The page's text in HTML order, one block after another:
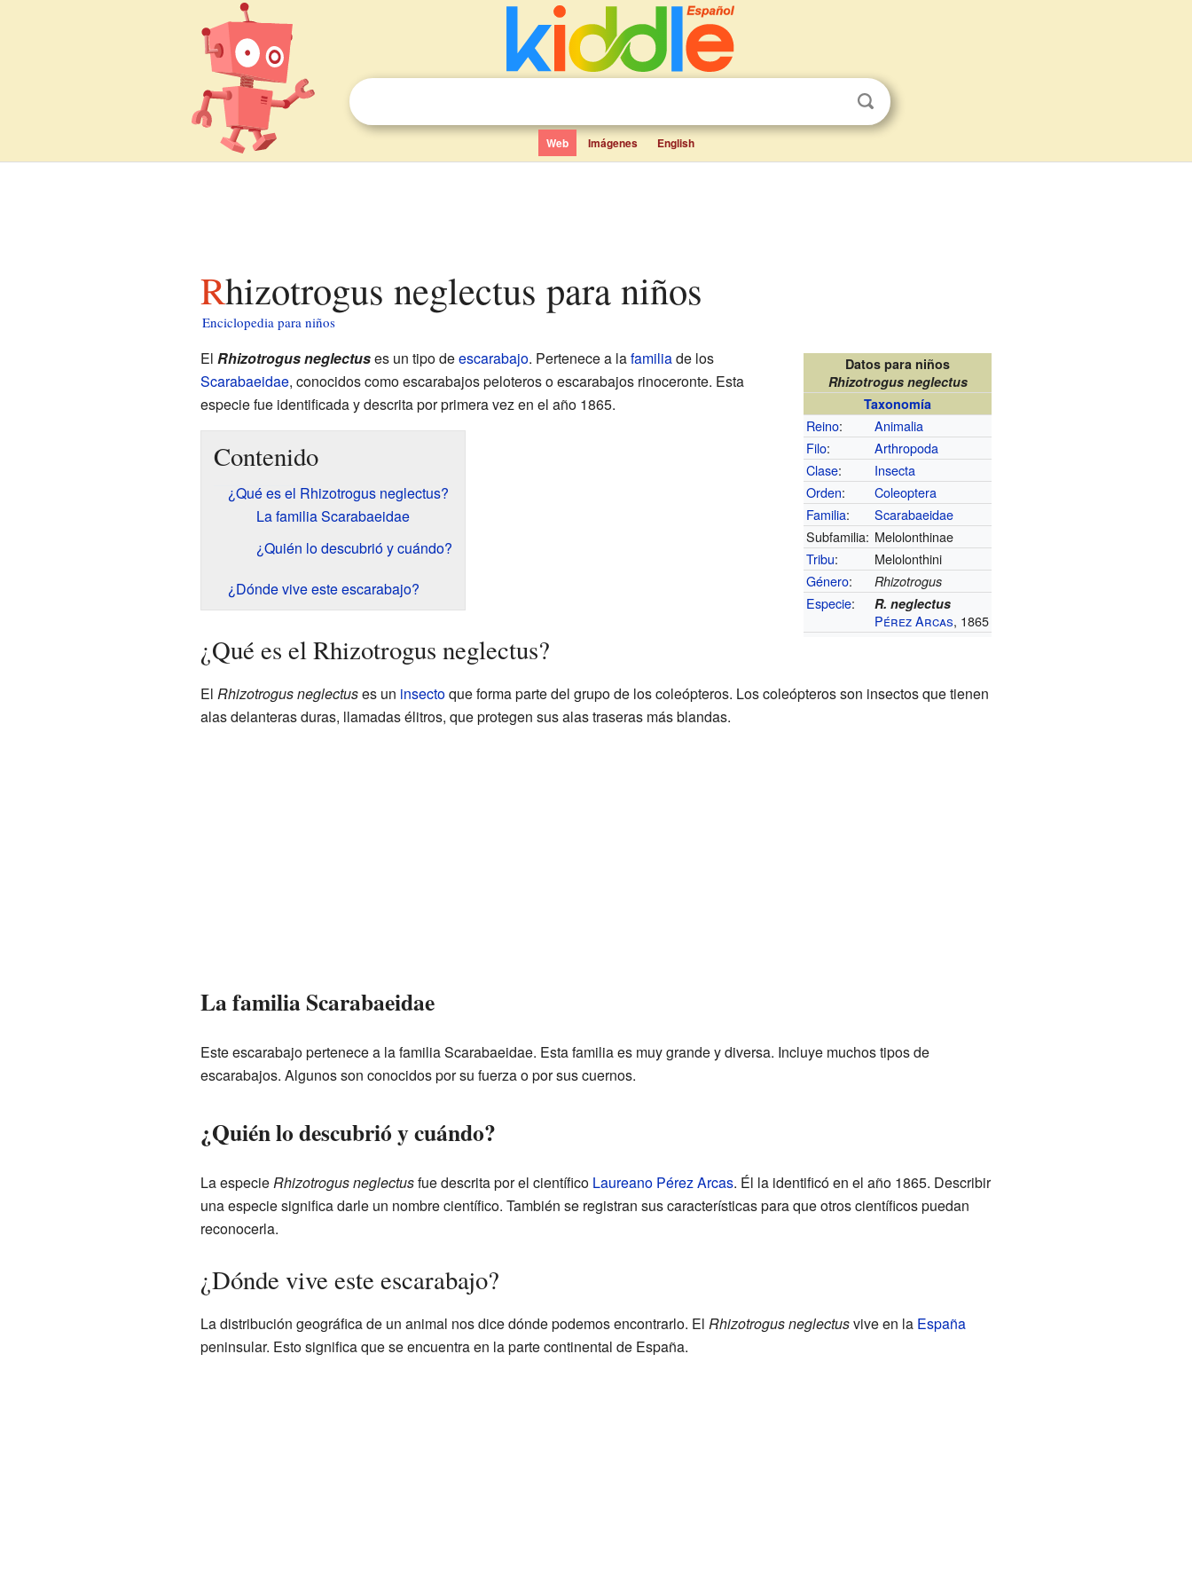
Web Imágenes English
Rhizotrogus neglectus para niños
Enciclopedia para niños
Datos para niños
Rhizotrogus neglectus
Taxonomía
Reino:
Animalia
Filo:
Arthropoda
Clase:
Insecta
Orden:
Coleoptera
Familia:
Scarabaeidae
Subfamilia: Melolonthinae
Tribu:
Melolonthini
Género: Rhizotrogus
Especie: R. neglectus
Pérez Arcas, 1865
El Rhizotrogus neglectuses un tipo deescarabajo. Pertenece a lafamiliade los
Scarabaeidae, conocidos como escarabajos peloteros o escarabajos rinoceronte. Esta
especie fue identificada y descrita por primera vez en el año 1865.
Contenido
¿Qué es el Rhizotrogus neglectus?
La familia Scarabaeidae
¿Quién lo descubrió y cuándo?
¿Dónde vive este escarabajo?
¿Qué es el Rhizotrogus neglectus?
El Rhizotrogus neglectuses un insectoque forma parte del grupo de los coleópteros. Los coleópteros son insectos que tienen
alas delanteras duras, llamadas élitros, que protegen sus alas traseras más blandas.
La familia Scarabaeidae
Este escarabajo pertenece a la familia Scarabaeidae. Esta familia es muy grande y diversa. Incluye muchos tipos de
escarabajos. Algunos son conocidos por su fuerza o por sus cuernos.
¿Quién lo descubrió y cuándo?
La especieRhizotrogus neglectusfue descrita por el científico Laureano Pérez Arcas. Él la identificó en el año 1865. Describir
una especie significa darle un nombre científico. También se registran sus características para que otros científicos puedan
reconocerla.
¿Dónde vive este escarabajo?
La distribución geográfica de un animal nos dice dónde podemos encontrarlo. El Rhizotrogus neglectusvive en la España
peninsular. Esto significa que se encuentra en la parte continental de España.